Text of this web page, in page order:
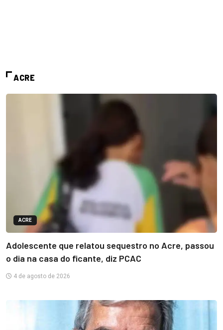
ACRE
ACRE
Adolescente que relatou sequestro no Acre, passou
o dia na casa do ficante, diz PCAC
4 de agosto de 2026